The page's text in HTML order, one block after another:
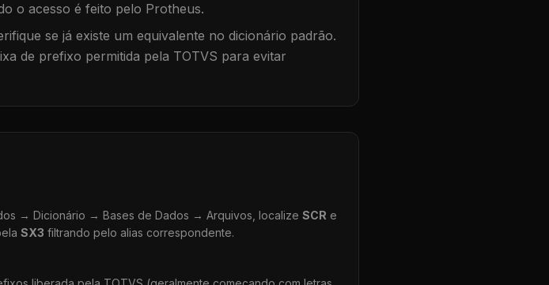
o acesso é feito pelo Protheus.
se já existe um equivalente no dicionário padrão.
de prefixo permitida pela TOTVS para evitar
→ Dicionário → Bases de Dados → Arquivos, localize SCR e
SX3 filtrando pelo alias correspondente.